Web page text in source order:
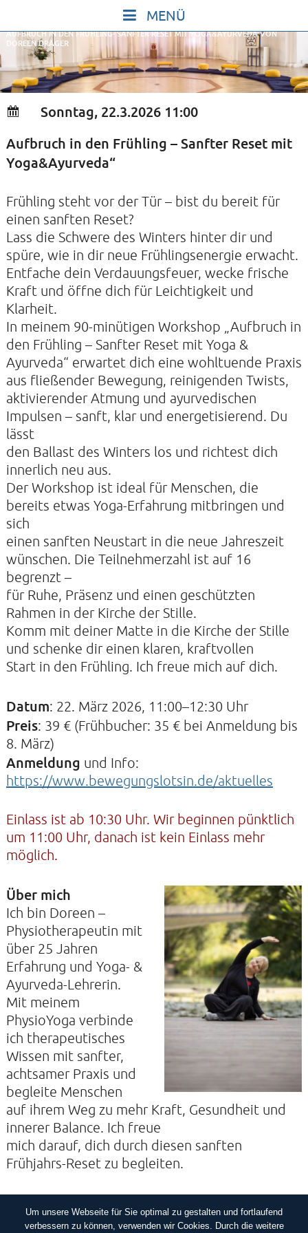
content
START
IN STILLE SEIN
SINGEN UND SCHWEIGEN
BEWEGEN UND TANZEN
GOTT UND DAS LEBEN FEIERN
HEILKRAFT DES KÖRPERS
STILLE UND SPIEL FÜR KINDER UND
JUGENDLICHE
VORTRÄGE
KONZERTE
ALLE TERMINE
KONTAKTE
SO KOMMEN SIE ZU UNS
UNSER PROFIL
FILM ZUR KIRCHE DER STILLE
FÖRDERVEREIN
VERMIETUNG
NEWSLETTER
ARCHIV
IMPRESSUM
DATENSCHUTZERKLÄRUNG
KIRCHE DER STILLE
22765 Hamburg
Tel: 040-21088468
AUFBRUCH IN DEN FRÜHLING- SANFTER RESET MIT YOGA&AYURVEDA VON
DOREEN DRÄGER
Sonntag, 22.3.2026 11:00
Aufbruch in den Frühling – Sanfter Reset mit
Yoga&Ayurveda“
Frühling steht vor der Tür – bist du bereit für
einen sanften Reset?
Lass die Schwere des Winters hinter dir und
spüre, wie in dir neue Frühlingsenergie erwacht.
Entfache dein Verdauungsfeuer, wecke frische
Kraft und öffne dich für Leichtigkeit und
Klarheit.
In meinem 90-minütigen Workshop „Aufbruch in
den Frühling – Sanfter Reset mit Yoga &
Ayurveda“ erwartet dich eine wohltuende Praxis
aus fließender Bewegung, reinigenden Twists,
aktivierender Atmung und ayurvedischen
Impulsen – sanft, klar und energetisierend. Du
lässt
den Ballast des Winters los und richtest dich
innerlich neu aus.
Der Workshop ist ideal für Menschen, die
bereits etwas Yoga-Erfahrung mitbringen und
sich
einen sanften Neustart in die neue Jahreszeit
wünschen. Die Teilnehmerzahl ist auf 16
begrenzt –
für Ruhe, Präsenz und einen geschützten
Rahmen in der Kirche der Stille.
Komm mit deiner Matte in die Kirche der Stille
und schenke dir einen klaren, kraftvollen
Start in den Frühling. Ich freue mich auf dich.
Datum: 22. März 2026, 11:00–12:30 Uhr
Preis: 39 € (Frühbucher: 35 € bei Anmeldung bis
8. März)
Anmeldung und Info:
https://www.bewegungslotsin.de/aktuelles
Einlass ist ab 10:30 Uhr. Wir beginnen pünktlich
um 11:00 Uhr, danach ist kein Einlass mehr
möglich.
Über mich
Ich bin Doreen –
Physiotherapeutin mit
über 25 Jahren
Erfahrung und Yoga- &
Ayurveda-Lehrerin.
Mit meinem
PhysioYoga verbinde
ich therapeutisches
Wissen mit sanfter,
achtsamer Praxis und
begleite Menschen
auf ihrem Weg zu mehr Kraft, Gesundheit und
innerer Balance. Ich freue
mich darauf, dich durch diesen sanften
Frühjahrs-Reset zu begleiten.
IMPRESSUM DATENSCHUTZERKLÄRUNG
Um unsere Webseite für Sie optimal zu gestalten und fortlaufend
verbessern zu können, verwenden wir Cookies. Durch die weitere